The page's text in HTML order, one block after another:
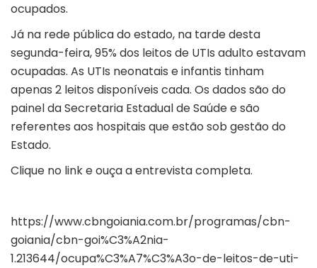
ocupados.
Já na rede pública do estado, na tarde desta
segunda-feira, 95% dos leitos de UTIs adulto estavam
ocupadas. As UTIs neonatais e infantis tinham
apenas 2 leitos disponíveis cada. Os dados são do
painel da Secretaria Estadual de Saúde e são
referentes aos hospitais que estão sob gestão do
Estado.
Clique no link e ouça a entrevista completa.
https://www.cbngoiania.com.br/programas/cbn-
goiania/cbn-goi%C3%A2nia-
1.213644/ocupa%C3%A7%C3%A3o-de-leitos-de-uti-